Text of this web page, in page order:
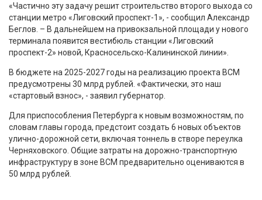
«Частично эту задачу решит строительство второго выхода со
станции метро «Лиговский проспект-1», - сообщил Александр
Беглов. – В дальнейшем на привокзальной площади у нового
терминала появится вестибюль станции «Лиговский
проспект-2» новой, Красносельско-Калининской линии».
В бюджете на 2025-2027 годы на реализацию проекта ВСМ
предусмотрены 30 млрд рублей. «Фактически, это наш
«стартовый взнос», - заявил губернатор.
Для приспособления Петербурга к новым возможностям, по
словам главы города, предстоит создать 6 новых объектов
улично-дорожной сети, включая тоннель в створе переулка
Черняховского. Общие затраты на дорожно-транспортную
инфраструктуру в зоне ВСМ предварительно оцениваются в
50 млрд рублей.